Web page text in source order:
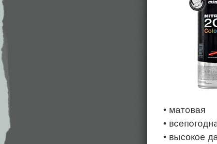
• матовая
•
• высокое